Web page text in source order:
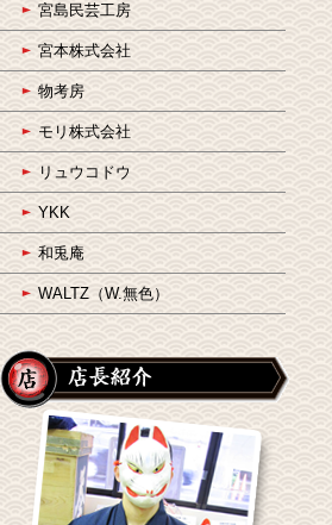
宮島民芸工房
宮本株式会社
物考房
モリ株式会社
リュウコドウ
YKK
和兎庵
WALTZ（W.無色）